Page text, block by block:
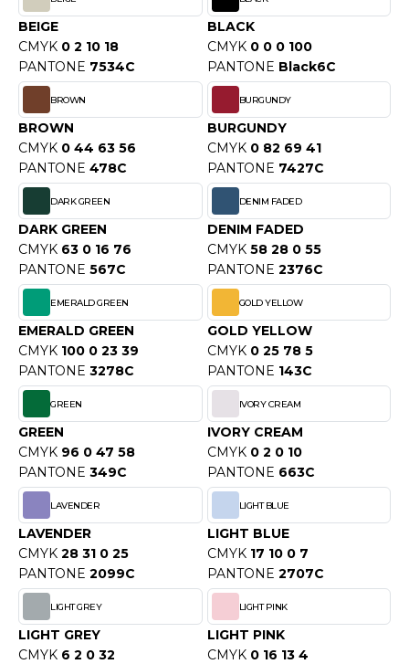
SHIRT
SHIRT
PROFESSIONNELLE
- BLOUSON
COOL
HOODS
T'S
SERIE
GEN
MORNING STUDIOS
BEIGE
CMYK 0 2 10 18
PANTONE 7534C
BLACK
CMYK 0 0 0 100
PANTONE Black6C
BROWN
BROWN
CMYK 0 44 63 56
PANTONE 478C
BURGUNDY
BURGUNDY
CMYK 0 82 69 41
PANTONE 7427C
DARK GREEN
DARK GREEN
CMYK 63 0 16 76
PANTONE 567C
DENIM FADED
DENIM FADED
CMYK 58 28 0 55
PANTONE 2376C
EMERALD GREEN
EMERALD GREEN
CMYK 100 0 23 39
PANTONE 3278C
GOLD YELLOW
GOLD YELLOW
CMYK 0 25 78 5
PANTONE 143C
GREEN
GREEN
CMYK 96 0 47 58
PANTONE 349C
IVORY CREAM
IVORY CREAM
CMYK 0 2 0 10
PANTONE 663C
LAVENDER
LAVENDER
CMYK 28 31 0 25
PANTONE 2099C
LIGHT BLUE
LIGHT BLUE
CMYK 17 10 0 7
PANTONE 2707C
LIGHT GREY
LIGHT GREY
CMYK 6 2 0 32
LIGHT PINK
LIGHT PINK
CMYK 0 16 13 4